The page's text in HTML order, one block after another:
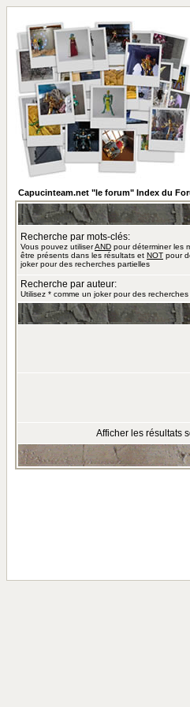
Capucinteam.net "le forum" Index du
Recherche par mots-clés:
Vous pouvez utiliserAND pour déterminer les
être présents dans les résultats et NOT pour
joker pour des recherches partielles
Recherche par auteur:
Utilisez * comme un joker pour des
Afficher les résultats